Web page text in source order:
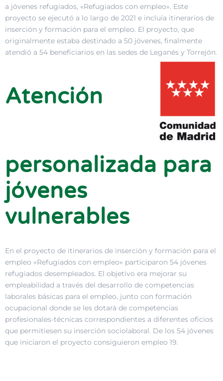
a jóvenes refugiados, «Refugiados con empleo». Este
proyecto se ejecutó a lo largo de 2021 e incluía itinerarios de
inserción y formación para el empleo. El proyecto, que
originalmente estaba destinado a 50 jóvenes, finalmente
atendió a 54 beneficiarios en las sedes de Leganés y Torrejón.
Atención
personalizada para
jóvenes
vulnerables
En el proyecto de itinerarios de inserción y formación para el
empleo «Refugiados con empleo» participaron 54 jóvenes
refugiados desempleados. El objetivo era mejorar su
empleabilidad a través del desarrollo de competencias
laborales básicas para el empleo, junto con formación
ocupacional donde se les dotará de competencias
profesionales-técnicas correspondientes a diferentes oficios
que permitiesen su inserción sociolaboral. De los 54 jóvenes
que iniciaron el proyecto consiguieron empleo 19.